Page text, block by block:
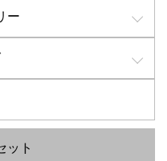
ー
ット